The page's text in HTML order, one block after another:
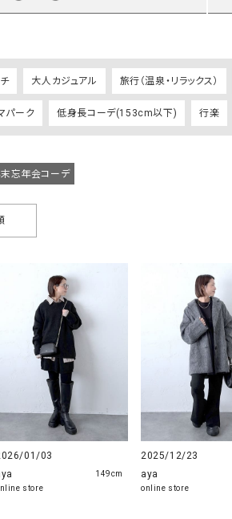
ロング・マキシ丈
すべて見る
ロング・マキシ丈
バッグ
デニムパンツ
コート
ソックス・その他雑貨
大人カジュアル 旅行（温泉・リラックス）
パーク 低身長コーデ(153cm以下) 行楽
忘年会コーデ
01/03
store
149cm
2025/12/23
aya
online store